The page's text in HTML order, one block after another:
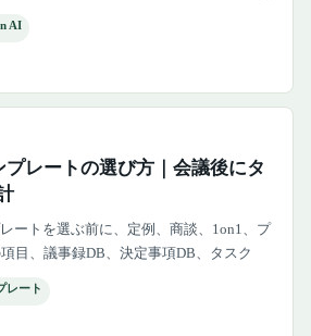
AI
レートの選び方｜会議後にタ
ートを選ぶ前に、定例、商談、1on1、プ
目、議事録DB、決定事項DB、タスク
レート